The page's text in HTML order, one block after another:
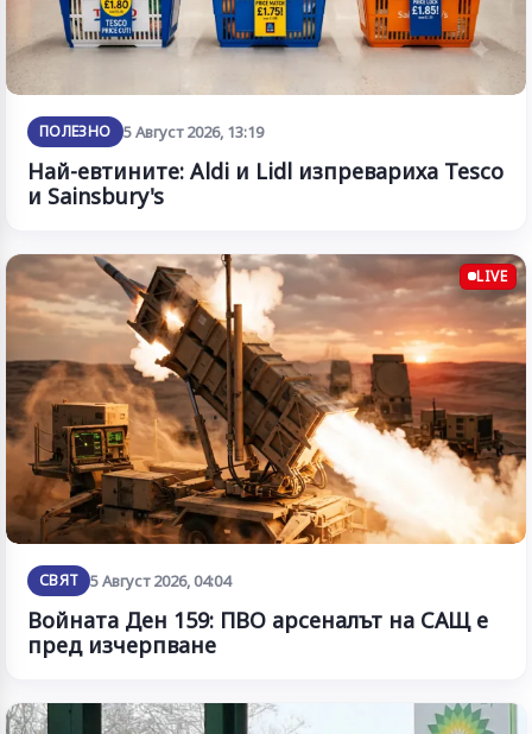
ПОЛЕЗНО 5 Август 2026, 13:19
Най-евтините: Aldi и Lidl изпревариха Tesco
и Sainsbury's
LIVE
СВЯТ 5 Август 2026, 04:04
Войната Ден 159: ПВО арсеналът на САЩ е
пред изчерпване